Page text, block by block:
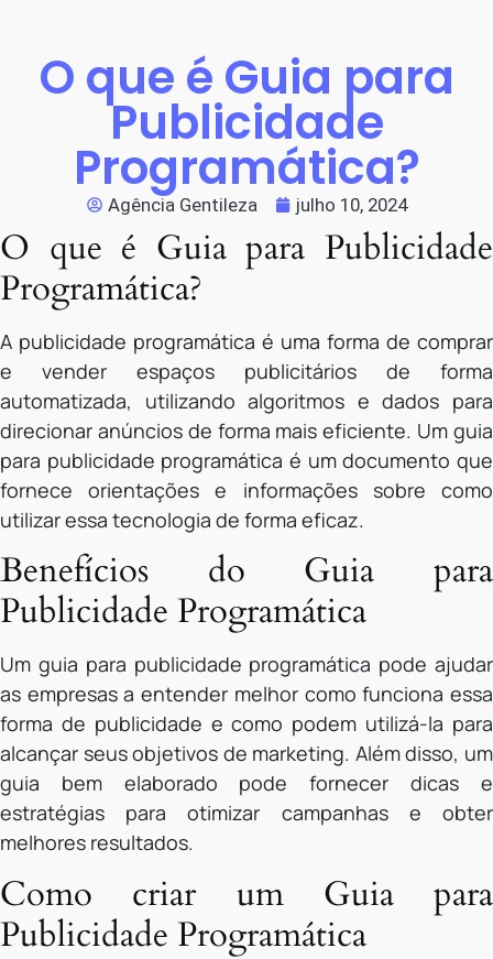
O que é Guia para
Publicidade
Programática?
Agência Gentileza julho 10, 2024
O que é Guia para Publicidade
Programática?
A publicidade programática é uma forma de comprar
e vender espaços publicitários de forma
automatizada, utilizando algoritmos e dados para
direcionar anúncios de forma mais eficiente. Um guia
para publicidade programática é um documento que
fornece orientações e informações sobre como
utilizar essa tecnologia de forma eficaz.
Benefícios do Guia para
Publicidade Programática
Um guia para publicidade programática pode ajudar
as empresas a entender melhor como funciona essa
forma de publicidade e como podem utilizá-la para
alcançar seus objetivos de marketing. Além disso, um
guia bem elaborado pode fornecer dicas e
estratégias para otimizar campanhas e obter
melhores resultados.
Como criar um Guia para
Publicidade Programática